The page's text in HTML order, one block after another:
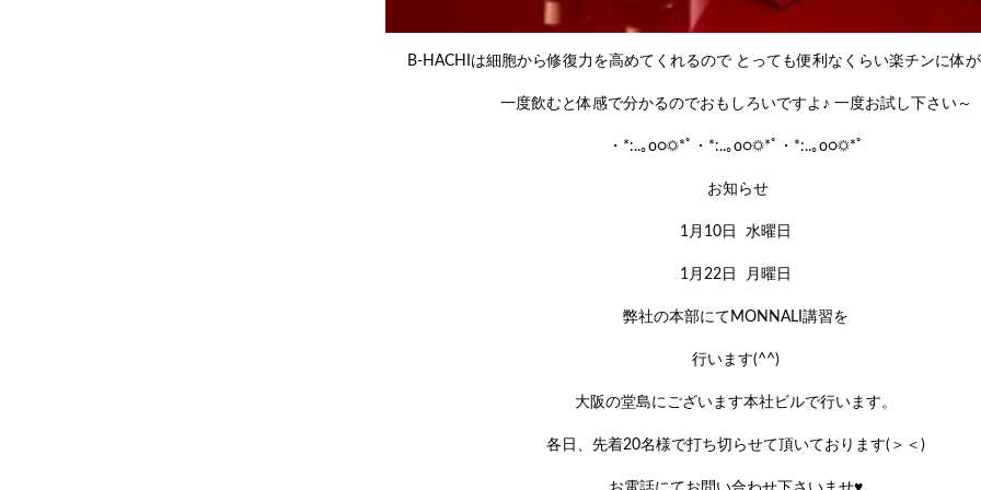
B-HACHIは細胞から修復力を高めてくれるので とっても便利なくらい楽チンに体
一度飲むと体感で分かるのでおもしろいですよ♪ 一度お試し下さい～
・*:..｡o○☼*ﾟ・*:..｡o○☼*ﾟ・*:..｡o○☼*ﾟ
お知らせ
1月10日 水曜日
1月22日 月曜日
弊社の本部にてMONNALI講習を
行います(^^)
大阪の堂島にございます本社ビルで行います。
各日、先着20名様で打ち切らせて頂いております(＞＜)